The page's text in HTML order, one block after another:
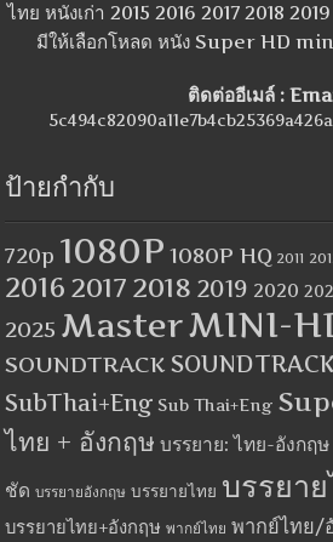
ไทย หนังเก่า 2015 2016 2017 2018
มีให้เลือกโหลด หนัง Super HD
ติดต่ออีเมล์ :
ป้ายกำกับ
720p 1080P 1080P HQ 2011
2016 2017 2018 2019 2020
2025 MasterMINI-
SOUNDTRACK
SubThai+Eng Sub Thai+Eng
ไทย + อังกฤษ บรรยาย: ไทย-อังกฤ
ชัด บรรยายอังกฤษ บรรยายไทย บรรยา
บรรยายไทย+อังกฤษ พากย์ไทย พากย์ไทย/